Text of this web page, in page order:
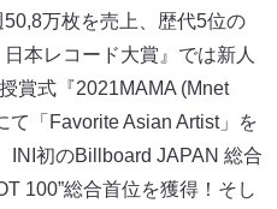
万枚を売上、歴代5位の
本レコード大賞』では新人
賞式『2021MAMA (Mnet
て「Favorite Asian Artist」を
INI初のBillboard JAPAN 総合
100”総合首位を獲得！そし